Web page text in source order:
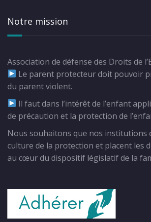
Notre mission
Association de défense des Droits de
Le parent protecteur doit pouvoir
du parent violent.
Il faut dans l’intérêt de l’enfant
de précaution et la protection de
Nous souhaitons que nos institutions
culture de la protection et placent les
au cœur du dispositif législatif de la